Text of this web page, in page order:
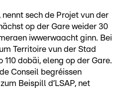
sech de Projet vun der
op der Gare weider 30
iwwerwaacht ginn. Bei
Territoire vun der Stad
110 dobäi, eleng op der Gare.
Conseil begréissen
Beispill d’LSAP, net